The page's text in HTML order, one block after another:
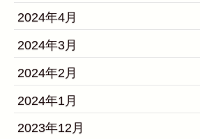
2024年4月
2024年3月
2024年2月
2024年1月
2023年12月